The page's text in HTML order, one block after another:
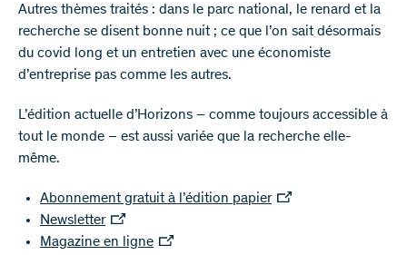
Autres thèmes traités : dans le parc national, le renard et la
recherche se disent bonne nuit ; ce que l’on sait désormais
du covid long et un entretien avec une économiste
d’entreprise pas comme les autres.
L’édition actuelle d’Horizons – comme toujours accessible à
tout le monde – est aussi variée que la recherche elle-
même.
Abonnement gratuit à l’édition papier
Newsletter
Magazine en ligne